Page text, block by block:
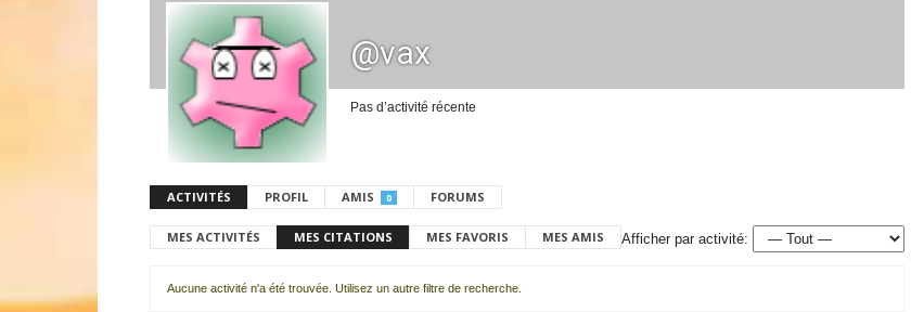
@vax
Pas d’activité récente
ACTIVITÉS PROFIL AMIS 0 FORUMS
MES ACTIVITÉS MES CITATIONS MES FAVORIS MES AMIS Afficher par activité:
Aucune activité n'a été trouvée. Utilisez un autre filtre de recherche.